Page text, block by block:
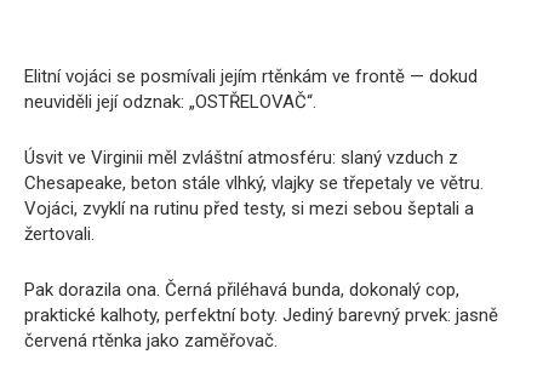
Elitní vojáci se posmívali jejím rtěnkám ve frontě — dokud
neuviděli její odznak: „OSTŘELOVAČ“.
Úsvit ve Virginii měl zvláštní atmosféru: slaný vzduch z
Chesapeake, beton stále vlhký, vlajky se třepetaly ve větru.
Vojáci, zvyklí na rutinu před testy, si mezi sebou šeptali a
žertovali.
Pak dorazila ona. Černá přiléhavá bunda, dokonalý cop,
praktické kalhoty, perfektní boty. Jediný barevný prvek: jasně
červená rtěnka jako zaměřovač.